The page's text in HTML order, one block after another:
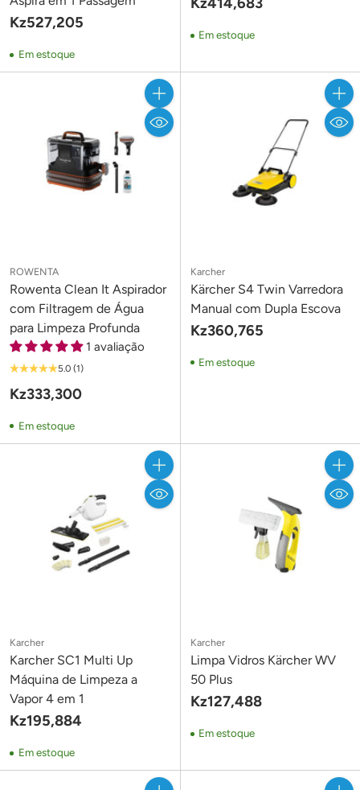
Kz527,205
Em estoque
Em estoque
Quantidade
ROWENTA
Rowenta Clean It Aspirador
com Filtragem de Água
para Limpeza Profunda
1 avaliação
5.0 (1)
Kz333,300
Em estoque
Karcher
Kärcher S4 Twin Varredora
Manual com Dupla Escova
Kz360,765
Em estoque
Quantidade
Karcher
Karcher SC1 Multi Up
Máquina de Limpeza a
Vapor 4 em 1
Kz195,884
Em estoque
Karcher
Limpa Vidros Kärcher WV
50 Plus
Kz127,488
Em estoque